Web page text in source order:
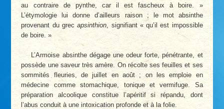
au contraire de pynthe, car il est fascheux à boire. »
L’étymologie lui donne d’ailleurs raison ; le mot absinthe
provenant du grecapsinthion, signifiant « qu’il est impossible
de boire. »
L’Armoise absinthe dégage une odeur forte, pénétrante, et
possède une saveur très amère. On récolte ses feuilles et ses
sommités fleuries, de juillet en août ; on les emploie en
médecine comme stomachique, tonique et vermifuge. Sa
préparation alcoolique constitue l’apéritif si répandu, dont
l’abus conduit à une intoxication profonde et à la folie.